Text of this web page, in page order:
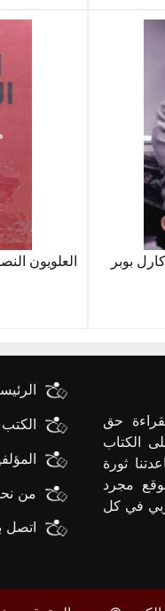
بوبر
العلويون
حق
الكتاب
ثورة
مجرد
في كل
الكتب
من
اتصل